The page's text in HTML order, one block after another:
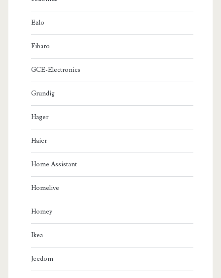
Ezlo
Fibaro
GCE-Electronics
Grundig
Hager
Haier
Home Assistant
Homelive
Homey
Ikea
Jeedom